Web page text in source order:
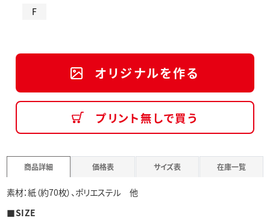
F
オリジナルを作る
プリント無しで買う
商品詳細 価格表 サイズ表 在庫一覧
素材：紙（約70枚）、ポリエステル 他
■SIZE